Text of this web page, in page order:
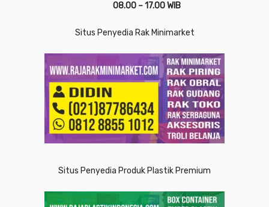
08.00 – 17.00 WIB
Situs Penyedia Rak Minimarket
Situs Penyedia Produk Plastik Premium